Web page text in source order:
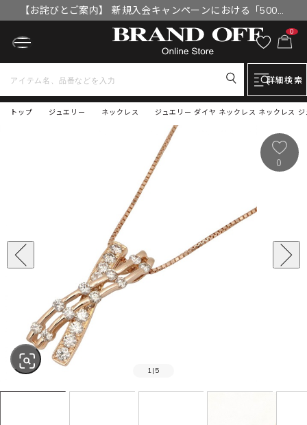
【お詫びとご案内】 新規入会キャンペーンにおける「500円
OFFクーポン」付与漏れと補填について
0
詳細検索
トップ ジュエリー ダイヤ ネックレス ネックレス
ジュエリー ネックレス
1 | 5
0